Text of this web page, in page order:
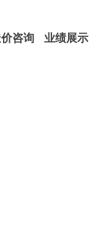
咨询 业绩展示